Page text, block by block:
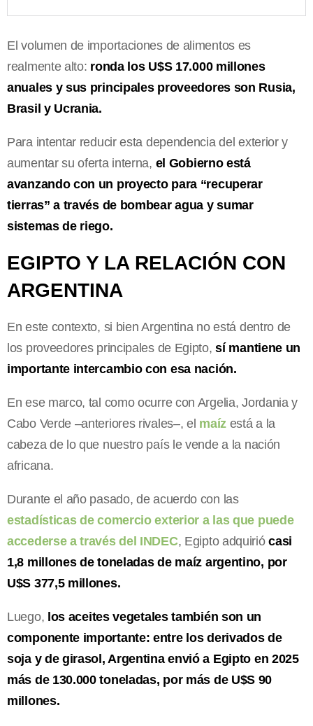
El volumen de importaciones de alimentos es
realmente alto: ronda los U$S 17.000 millones
anuales y sus principales proveedores son Rusia,
Brasil y Ucrania.
Para intentar reducir esta dependencia del exterior y
aumentar su oferta interna, el Gobierno está
avanzando con un proyecto para “recuperar
tierras” a través de bombear agua y sumar
sistemas de riego.
EGIPTO Y LA RELACIÓN CON
ARGENTINA
En este contexto, si bien Argentina no está dentro de
los proveedores principales de Egipto, sí mantiene un
importante intercambio con esa nación.
En ese marco, tal como ocurre con Argelia, Jordania y
Cabo Verde –anteriores rivales–, el maíz está a la
cabeza de lo que nuestro país le vende a la nación
africana.
Durante el año pasado, de acuerdo con las
estadísticas de comercio exterior a las que puede
accederse a través del INDEC, Egipto adquiriócasi
1,8 millones de toneladas de maíz argentino, por
U$S 377,5 millones.
Luego, los aceites vegetales también son un
componente importante: entre los derivados de
soja y de girasol, Argentina envió a Egipto en 2025
más de 130.000 toneladas, por más de U$S 90
millones.